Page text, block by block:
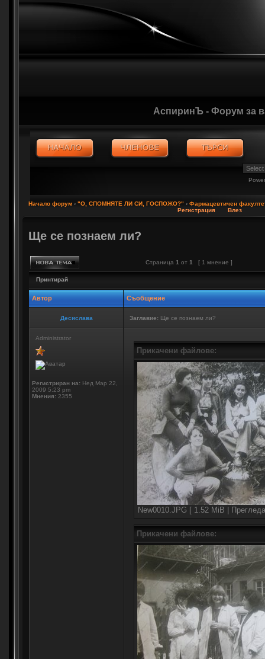
АспиринЪ - Форум за
Начало форум ‹ "О, СПОМНЯТЕ ЛИ СИ, ГОСПОЖО?" ‹ Фармацевтичен
Регистрация
Влез
Ще се познаем ли?
Страница 1 от 1 [ 1 мнение ]
Принтирай
Автор Съобщение
Десислава Заглавие: Ще се познаем ли?
Administrator
Регистриран на: Нед Мар 22,
2009 5:23 pm
Мнения: 2355
Прикачени файлове:
New0010.JPG [ 1.52 MiB |
Прикачени файлове: